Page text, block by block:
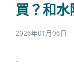
買？和水
2026年01月06日
–